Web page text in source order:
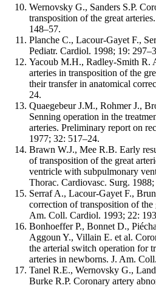
Wernovsky G., Sanders S.P.
transposition of the great
148–57.
Planche C., Lacour-Gayet F.,
Pediatr. Cardiol. 1998; 19:
Yacoub M.H., Radley-Smith R.
arteries in transposition of the
their transfer in anatomical
24.
Quaegebeur J.M., Rohmer J.,
Senning operation in the
arteries. Preliminary report on
1977; 32: 517–24.
Brawn W.J., Mee R.B. Early
of transposition of the great
ventricle with subpulmonary
Thorac. Cardiovasc. Surg.
Serraf A., Lacour-Gayet F.,
correction of transposition of the
Am. Coll. Cardiol. 1993; 22:
Bonhoeffer P., Bonnet D.,
Aggoun Y., Villain E. et al.
the arterial switch operation for
arteries in newborns. J. Am.
Tanel R.E., Wernovsky G.,
Burke R.P. Coronary artery